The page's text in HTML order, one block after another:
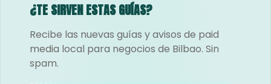
¿TE SIRVEN ESTAS GUÍAS?
Recibe las nuevas guías y avisos de paid
media local para negocios de Bilbao. Sin
spam.